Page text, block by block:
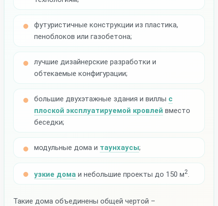
футуристичные конструкции из пластика,
пеноблоков или газобетона;
лучшие дизайнерские разработки и
обтекаемые конфигурации;
большие двухэтажные здания и виллы с
плоской эксплуатируемой кровлей вместо
беседки;
модульные дома и таунхаусы;
узкие дома и небольшие проекты до 150 м2.
Такие дома объединены общей чертой –